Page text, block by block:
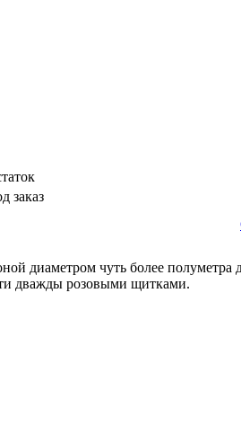
заказ
диаметром чуть более
дважды розовыми щитками.